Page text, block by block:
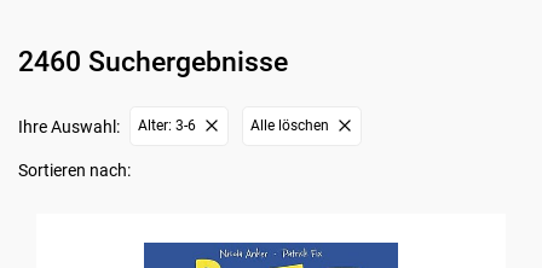
2460 Suchergebnisse
Ihre Auswahl: Alter: 3-6 Alle löschen
Sortieren nach: